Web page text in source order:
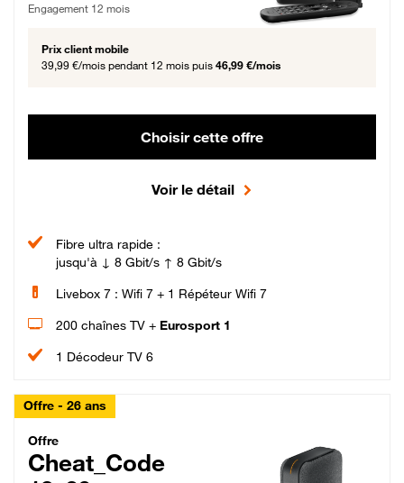
Engagement 12 mois
Prix client mobile
39,99 €/mois pendant 12 mois puis 46,99 €/mois
Choisir cette offre
Voir le détail
Fibre ultra rapide :
jusqu'à ↓ 8 Gbit/s ↑ 8 Gbit/s
Livebox 7 : Wifi 7 + 1 Répéteur Wifi 7
200 chaînes TV + Eurosport 1
1 Décodeur TV 6
Offre - 26 ans
Cheat_Code Fibre_18_26
Offre
Cheat_Code